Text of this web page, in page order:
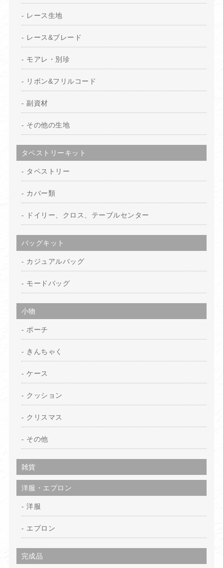
レース生地
レース&ブレード
モアレ・別珍
リボン&フリルコード
副資材
その他の生地
タペストリーキット
タペストリー
カバー類
ドイリー、クロス、テーブルセンター
バッグキット
カジュアルバッグ
モードバッグ
小物
ポーチ
きんちゃく
ケース
クッション
クリスマス
その他
雑貨
洋服・エプロン
洋服
エプロン
完成品